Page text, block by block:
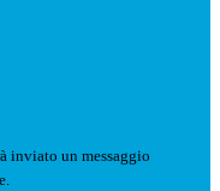
inviato un messaggio